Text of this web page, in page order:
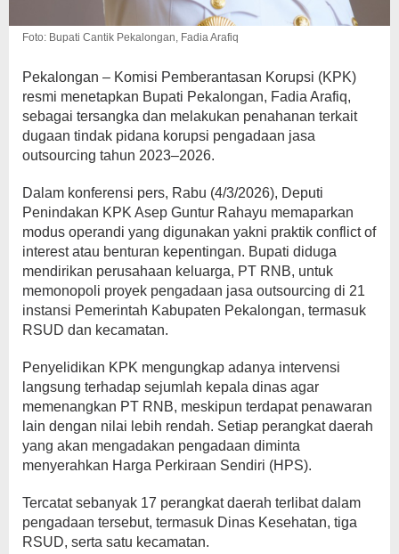
Foto: Bupati Cantik Pekalongan, Fadia Arafiq
Pekalongan – Komisi Pemberantasan Korupsi (KPK)
resmi menetapkan Bupati Pekalongan, Fadia Arafiq,
sebagai tersangka dan melakukan penahanan terkait
dugaan tindak pidana korupsi pengadaan jasa
outsourcing tahun 2023–2026.
Dalam konferensi pers, Rabu (4/3/2026), Deputi
Penindakan KPK Asep Guntur Rahayu memaparkan
modus operandi yang digunakan yakni praktik conflict of
interest atau benturan kepentingan. Bupati diduga
mendirikan perusahaan keluarga, PT RNB, untuk
memonopoli proyek pengadaan jasa outsourcing di 21
instansi Pemerintah Kabupaten Pekalongan, termasuk
RSUD dan kecamatan.
Penyelidikan KPK mengungkap adanya intervensi
langsung terhadap sejumlah kepala dinas agar
memenangkan PT RNB, meskipun terdapat penawaran
lain dengan nilai lebih rendah. Setiap perangkat daerah
yang akan mengadakan pengadaan diminta
menyerahkan Harga Perkiraan Sendiri (HPS).
Tercatat sebanyak 17 perangkat daerah terlibat dalam
pengadaan tersebut, termasuk Dinas Kesehatan, tiga
RSUD, serta satu kecamatan.